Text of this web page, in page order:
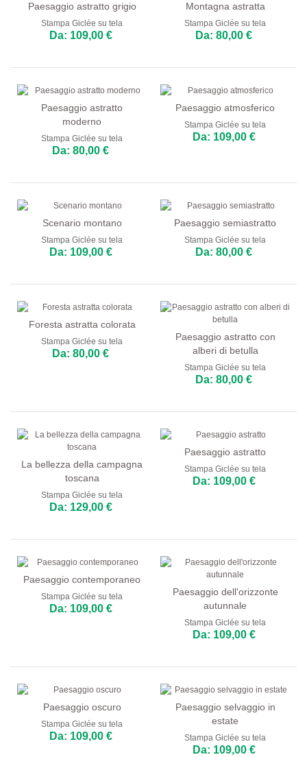
Paesaggio astratto grigio
Stampa Giclée su tela
Da: 109,00 €
Montagna astratta
Stampa Giclée su tela
Da: 80,00 €
Paesaggio astratto
moderno
Stampa Giclée su tela
Da: 80,00 €
Paesaggio atmosferico
Stampa Giclée su tela
Da: 109,00 €
Scenario montano
Stampa Giclée su tela
Da: 109,00 €
Paesaggio semiastratto
Stampa Giclée su tela
Da: 80,00 €
Foresta astratta colorata
Stampa Giclée su tela
Da: 80,00 €
Paesaggio astratto con
alberi di betulla
Stampa Giclée su tela
Da: 80,00 €
La bellezza della campagna
toscana
Stampa Giclée su tela
Da: 129,00 €
Paesaggio astratto
Stampa Giclée su tela
Da: 109,00 €
Paesaggio contemporaneo
Stampa Giclée su tela
Da: 109,00 €
Paesaggio dell'orizzonte
autunnale
Stampa Giclée su tela
Da: 109,00 €
Paesaggio oscuro
Stampa Giclée su tela
Da: 109,00 €
Paesaggio selvaggio in
estate
Stampa Giclée su tela
Da: 109,00 €